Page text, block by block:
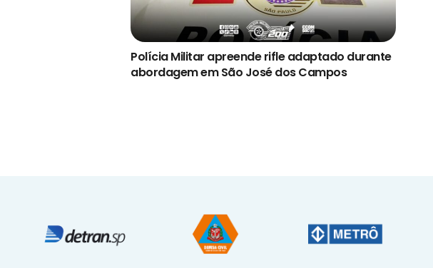
Polícia Militar apreende rifle adaptado durante
abordagem em São José dos Campos